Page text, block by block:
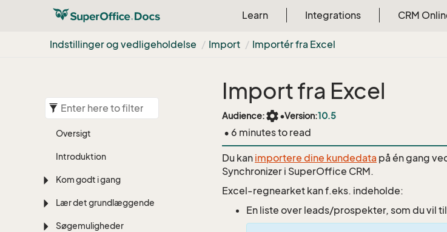
Learn Integrations CRM
Indstillinger og vedligeholdelse Import Importér fra Excel
Oversigt
Introduktion
Kom godt i gang
Lær det grundlæggende
Søgemuligheder
Import fra Excel
Audience:settings•Version:10.5
• 6 minutes to read
Du kan importere dine kundedata på én gang
Synchronizer i SuperOffice CRM.
Excel-regnearket kan f.eks. indeholde:
En liste over leads/prospekter, som du vil